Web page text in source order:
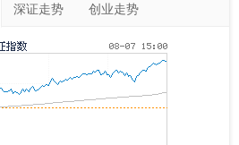
深证走势 创业走势